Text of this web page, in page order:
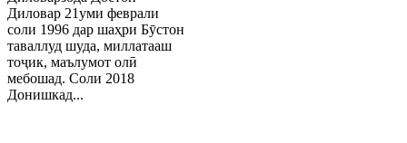
Диловар 21уми феврали
соли 1996 дар шаҳри Бӯстон
таваллуд шуда, миллатааш
тоҷик, маълумот олӣ
мебошад. Соли 2018
Донишкад...